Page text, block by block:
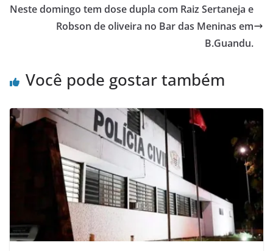
Neste domingo tem dose dupla com Raiz Sertaneja e
Robson de oliveira no Bar das Meninas em
B.Guandu.
Você pode gostar também